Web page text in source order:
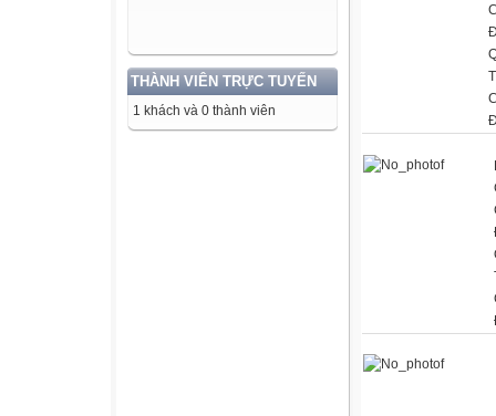
THÀNH VIÊN TRỰC TUYẾN
1 khách và 0 thành viên